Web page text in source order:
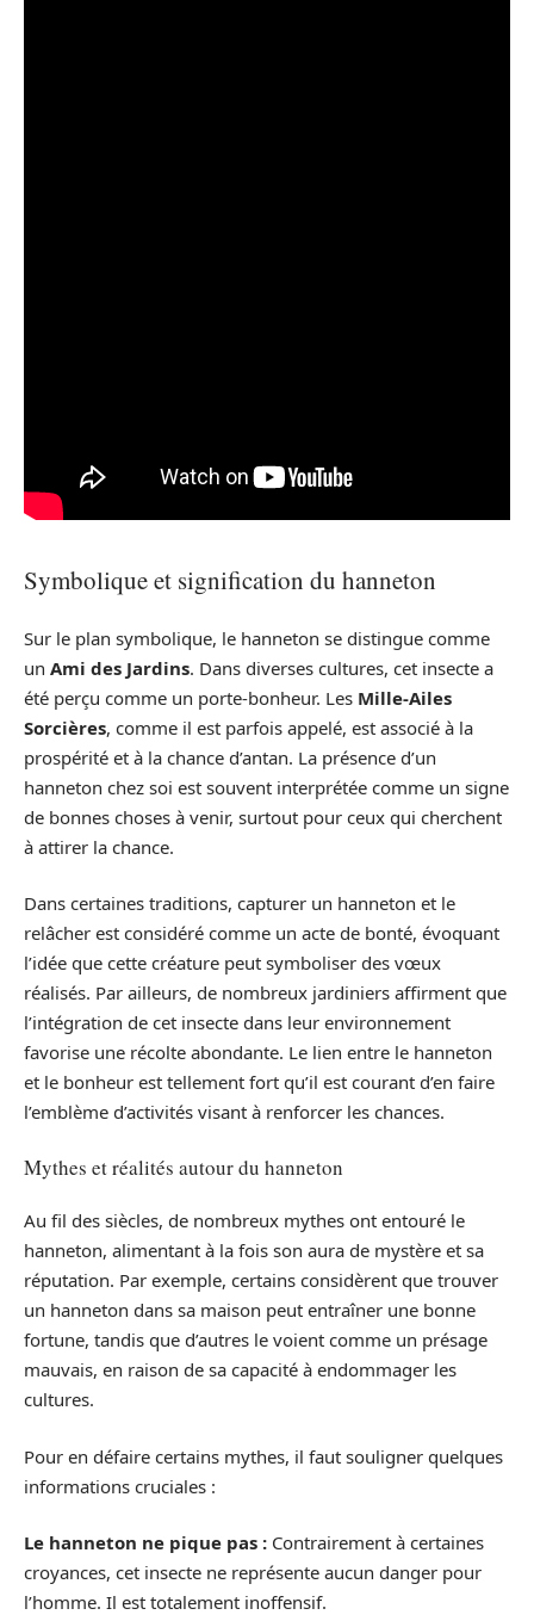
Symbolique et signification du hanneton
Sur le plan symbolique, le hanneton se distingue comme
un Ami des Jardins. Dans diverses cultures, cet insecte a
été perçu comme un porte-bonheur. Les Mille-Ailes
Sorcières, comme il est parfois appelé, est associé à la
prospérité et à la chance d’antan. La présence d’un
hanneton chez soi est souvent interprétée comme un signe
de bonnes choses à venir, surtout pour ceux qui cherchent
à attirer la chance.
Dans certaines traditions, capturer un hanneton et le
relâcher est considéré comme un acte de bonté, évoquant
l’idée que cette créature peut symboliser des vœux
réalisés. Par ailleurs, de nombreux jardiniers affirment que
l’intégration de cet insecte dans leur environnement
favorise une récolte abondante. Le lien entre le hanneton
et le bonheur est tellement fort qu’il est courant d’en faire
l’emblème d’activités visant à renforcer les chances.
Mythes et réalités autour du hanneton
Au fil des siècles, de nombreux mythes ont entouré le
hanneton, alimentant à la fois son aura de mystère et sa
réputation. Par exemple, certains considèrent que trouver
un hanneton dans sa maison peut entraîner une bonne
fortune, tandis que d’autres le voient comme un présage
mauvais, en raison de sa capacité à endommager les
cultures.
Pour en défaire certains mythes, il faut souligner quelques
informations cruciales :
Le hanneton ne pique pas : Contrairement à certaines
croyances, cet insecte ne représente aucun danger pour
l’homme. Il est totalement inoffensif.